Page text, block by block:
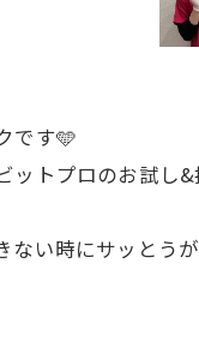
です🩵
ットプロのお試し
ない時にサッとう